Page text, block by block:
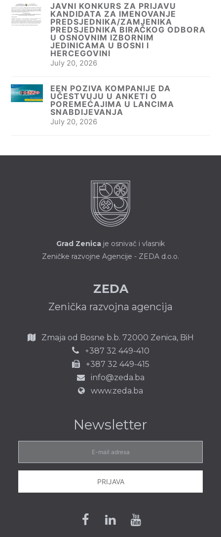
JAVNI KONKURS ZA PRIJAVU
KANDIDATA ZA IMENOVANJE
PREDSJEDNIKA/ZAMJENIKA
PREDSJEDNIKA BIRAČKOG ODBORA
U OSNOVNIM IZBORNIM
JEDINICAMA U BOSNI I
HERCEGOVINI
July 20, 2026
EEN POZIVA KOMPANIJE DA
UČESTVUJU U ANKETI O
POREMEĆAJIMA U LANCIMA
SNABDIJEVANJA
July 20, 2026
Grad Zenica je osnivač i vlasnik
Zeničke razvojne Agencije - ZEDA d.o.o.
ZEDA
Zenička razvojna agencija
Zmaja od Bosne b.b. 72000 Zenica, BiH
+387 32 449-410
+387 32 449-415
info@zeda.ba
www.zeda.ba
Newsletter
adresa
PRIJAVA
Facebook
LinkedinYoutube